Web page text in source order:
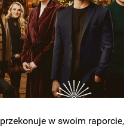
przekonuje w swoim